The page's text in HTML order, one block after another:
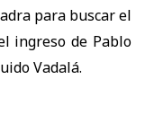
para buscar el
ingreso de Pablo
Vadalá.